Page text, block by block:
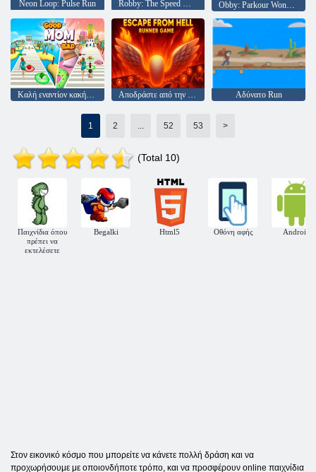
Neon Loop: Pulse Run Robby: The Speed Maze
Καλή εναντίον κακής μαμάς Αποδράστε από την κόλαση Αδύνατο Run
1 2 ... 52 53 >
(Total 10)
Παιχνίδια όπου
πρέπει να
εκτελέσετε
Begalki Html5 Οθόνη αφής Android
Στον εικονικό κόσμο που μπορείτε να κάνετε πολλή δράση και να
προχωρήσουμε με οποιονδήποτε τρόπο, και να προσφέρουν online παιχνίδια